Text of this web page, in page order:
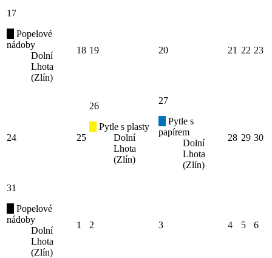
17
Popelové
nádoby
Dolní
Lhota
(Zlín)
18 19 20 21 22 23
24 25
26
Pytle s plasty
Dolní
Lhota
(Zlín)
27
Pytle s
papírem
Dolní
Lhota
(Zlín)
28 29 30
31
Popelové
nádoby
Dolní
Lhota
(Zlín)
1 2 3 4 5 6